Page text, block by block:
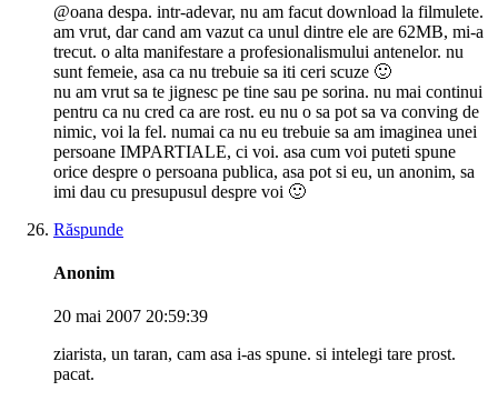
@oana despa. intr-adevar, nu am facut download la filmulete.
am vrut, dar cand am vazut ca unul dintre ele are 62MB, mi-a
trecut. o alta manifestare a profesionalismului antenelor. nu
sunt femeie, asa ca nu trebuie sa iti ceri scuze 🙂
nu am vrut sa te jignesc pe tine sau pe sorina. nu mai continui
pentru ca nu cred ca are rost. eu nu o sa pot sa va conving de
nimic, voi la fel. numai ca nu eu trebuie sa am imaginea unei
persoane IMPARTIALE, ci voi. asa cum voi puteti spune
orice despre o persoana publica, asa pot si eu, un anonim, sa
imi dau cu presupusul despre voi 🙂
Răspunde
Anonim
20 mai 2007 20:59:39
ziarista, un taran, cam asa i-as spune. si intelegi tare prost.
pacat.